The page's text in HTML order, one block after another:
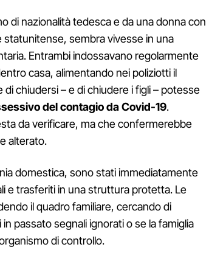
di nazionalità tedesca e da una donna con
sembra vivesse in una
Entrambi indossavano regolarmente
casa, alimentando nei poliziotti il
chiudersi – e di chiudere i figli – potesse
del contagio da Covid-19.
da verificare, ma che confermerebbe
alterato.
domestica, sono stati immediatamente
e trasferiti in una struttura protetta. Le
il quadro familiare, cercando di
passato segnali ignorati o se la famiglia
di controllo.